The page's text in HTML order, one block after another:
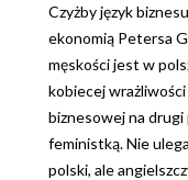
Czyżby język
ekonomią Petersa
męskości jest w
kobiecej
biznesowej na drugi
feministką. Nie
polski, ale